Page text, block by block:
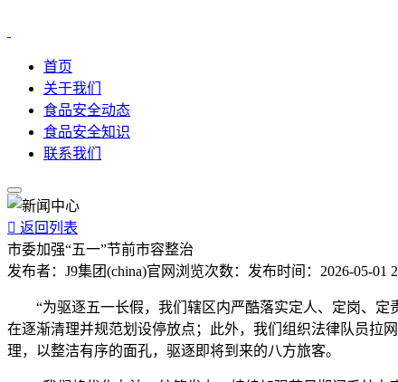
首页
关于我们
食品安全动态
食品安全知识
联系我们
 返回列表
市委加强“五一”节前市容整治
发布者： J9集团(china)官网 浏览次数： 发布时间： 2026-05-01
“为驱逐五一长假，我们辖区内严酷落实定人、定岗、定
在逐渐清理并规范划设停放点；此外，我们组织法律队员拉
理，以整洁有序的面孔，驱逐即将到来的八方旅客。